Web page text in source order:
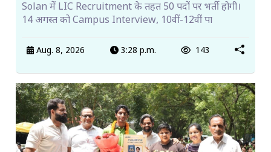
Solan में LIC Recruitment के तहत 50 पदों पर भर्ती होगी।
14 अगस्त को Campus Interview, 10वीं-12वीं पा
Aug. 8, 2026 3:28 p.m. 143